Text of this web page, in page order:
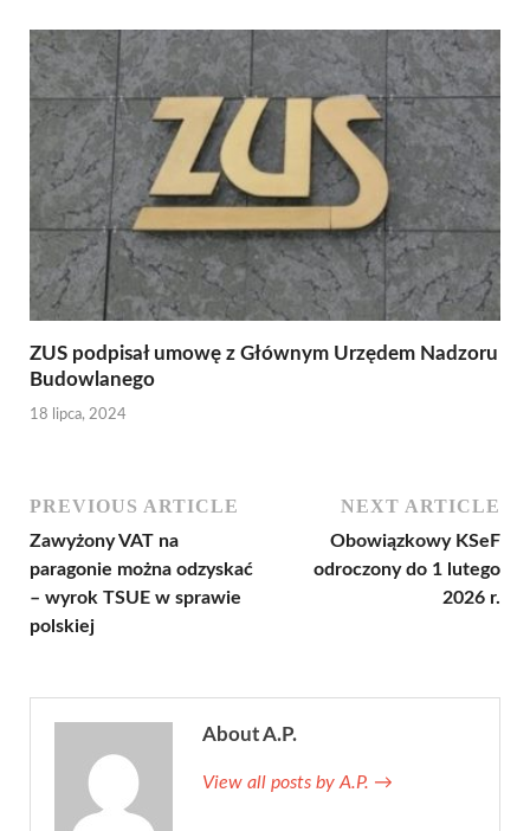
ZUS podpisał umowę z Głównym Urzędem Nadzoru
Budowlanego
18 lipca, 2024
PREVIOUS ARTICLE
Zawyżony VAT na
paragonie można odzyskać
– wyrok TSUE w sprawie
polskiej
NEXT ARTICLE
Obowiązkowy KSeF
odroczony do 1 lutego
2026 r.
About A.P.
View all posts by A.P. →